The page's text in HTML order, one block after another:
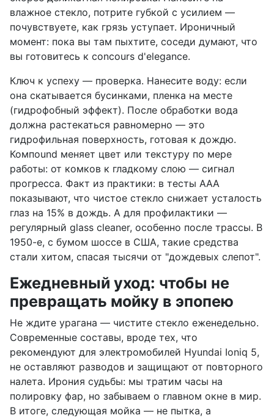
влажное стекло, потрите губкой с усилием —
почувствуете, как грязь уступает. Ироничный
момент: пока вы там пыхтите, соседи думают, что
вы готовитесь к concours d'elegance.
Ключ к успеху — проверка. Нанесите воду: если
она скатывается бусинками, пленка на месте
(гидрофобный эффект). После обработки вода
должна растекаться равномерно — это
гидрофильная поверхность, готовая к дождю.
Компound меняет цвет или текстуру по мере
работы: от комков к гладкому слою — сигнал
прогресса. Факт из практики: в тесты AAA
показывают, что чистое стекло снижает усталость
глаз на 15% в дождь. А для профилактики —
регулярный glass cleaner, особенно после трассы. В
1950-е, с бумом шоссе в США, такие средства
стали хитом, спасая тысячи от "дождевых слепот".
Ежедневный уход: чтобы не
превращать мойку в эпопею
Не ждите урагана — чистите стекло еженедельно.
Современные составы, вроде тех, что
рекомендуют для электромобилей Hyundai Ioniq 5,
не оставляют разводов и защищают от повторного
налета. Ирония судьбы: мы тратим часы на
полировку фар, но забываем о главном окне в мир.
В итоге, следующая мойка — не пытка, а